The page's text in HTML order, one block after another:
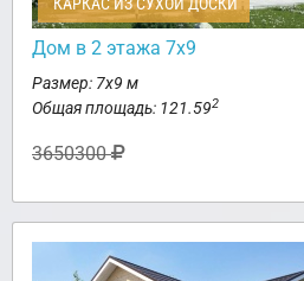
Дом в 2 этажа 7х9
Размер: 7х9 м
Общая площадь: 121.592
3650300